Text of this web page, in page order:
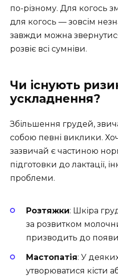
по-різному. Для когось
для когось — зовсім
завжди можна
розвіє всі сумніви.
Чи існують
ускладнення?
Збільшення грудей,
собою певні виклики.
зазвичай є частиною
підготовки до лактації,
проблеми.
Розтяжки: Шкіра
за розвитком
призводить до
Мастопатія: У
утворюватися кісти